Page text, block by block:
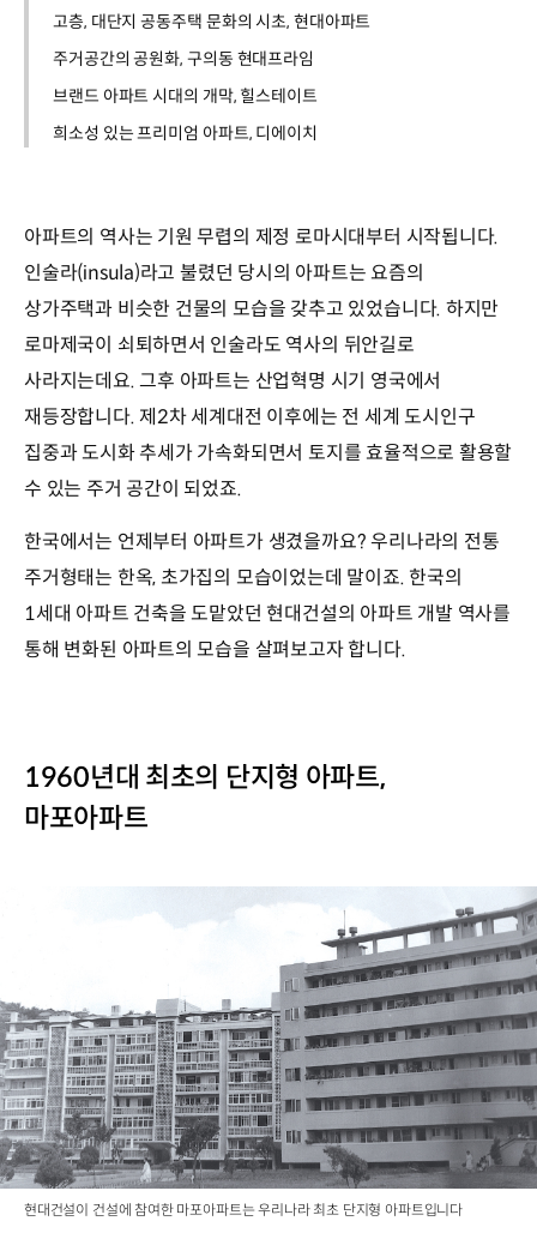
고층, 대단지 공동주택 문화의 시초, 현대아파트
주거공간의 공원화, 구의동 현대프라임
브랜드 아파트 시대의 개막, 힐스테이트
희소성 있는 프리미엄 아파트, 디에이치
아파트의 역사는 기원 무렵의 제정 로마시대부터 시작됩니다.
인술라(insula)라고 불렸던 당시의 아파트는 요즘의
상가주택과 비슷한 건물의 모습을 갖추고 있었습니다. 하지만
로마제국이 쇠퇴하면서 인술라도 역사의 뒤안길로
사라지는데요. 그후 아파트는 산업혁명 시기 영국에서
재등장합니다. 제2차 세계대전 이후에는 전 세계 도시인구
집중과 도시화 추세가 가속화되면서 토지를 효율적으로 활용할
수 있는 주거 공간이 되었죠.
한국에서는 언제부터 아파트가 생겼을까요? 우리나라의 전통
주거형태는 한옥, 초가집의 모습이었는데 말이죠. 한국의
1세대 아파트 건축을 도맡았던 현대건설의 아파트 개발 역사를
통해 변화된 아파트의 모습을 살펴보고자 합니다.
1960년대 최초의 단지형 아파트,
마포아파트
현대건설이 건설에 참여한 마포아파트는 우리나라 최초 단지형 아파트입니다